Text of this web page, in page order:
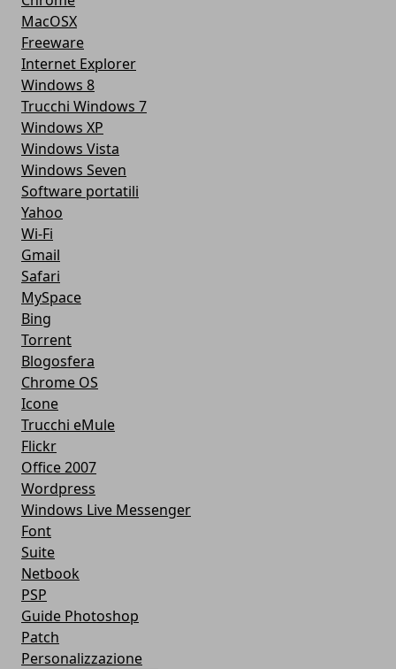
MacOSX
Freeware
Internet Explorer
Windows 8
Trucchi Windows 7
Windows XP
Windows Vista
Windows Seven
Software portatili
Yahoo
Wi-Fi
Gmail
Safari
MySpace
Bing
Torrent
Blogosfera
Chrome OS
Icone
Trucchi eMule
Flickr
Office 2007
Wordpress
Windows Live Messenger
Font
Suite
Netbook
PSP
Guide Photoshop
Patch
Personalizzazione